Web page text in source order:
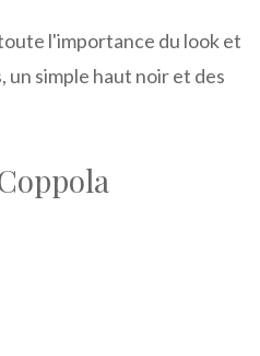
l'importance du look et
un simple haut noir et des